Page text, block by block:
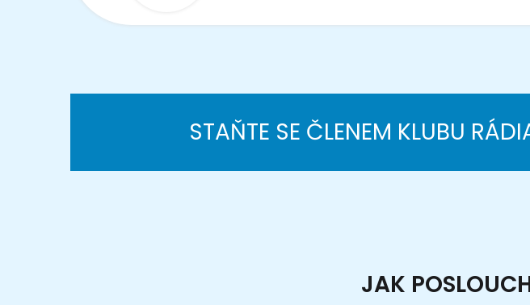
STAŇTE SE ČLENEM KLUBU
JAK